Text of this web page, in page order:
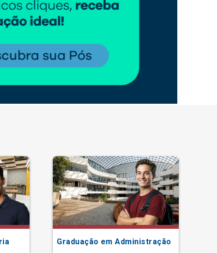
Graduação em Administração